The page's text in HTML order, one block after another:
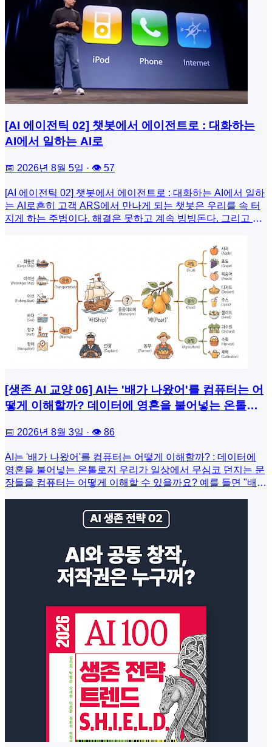
모듈(Gmail - Get an email 모듈과 Telegram - Send a Text
Message or a Reply 모듈)로 이루어진 것을 볼 수 있습니다.
[핵심 개념 02] 커넥션 이해하기다음으로 알아야 할 개념이 바
로 커넥션Connection입니다. 커넥션이란 메이크와 외부 서비
스 간의 연결을 설정하는 것을 말합니다. 앞에 예시로 들었던
이메일 → 텔레그램 시나리오를 보면, Gmail 모듈이 ‘내 메일
함에 접근해 특정 메일을 가져오는 동작’을 수행해야 하는데
요. 이때 여러분의 메일함을 찾기 위해, Gmail과 메이크 사이
습니다. 최초로 연결하는 앱의 경우, 시나리오 편집창에서 앱
을 추가할 때 ‘Create a connection’ 팝업창이 뜨며 연결을 안
내해 쉽게 연결을 진행할 수 있습니다. 바로 다음 화면처럼요.
[AI 에이전틱 02] 챗봇에서 에이전트로 : 대화하는
AI에서 일하는 AI로
📅 2026년 8월 5일 · 👁 57
[AI 에이전틱 02] 챗봇에서 에이전트로 : 대화하는 AI에서 일하는 AI로흔히 고객 ARS에서 만나게 되는 챗봇은 우리를 속 터지게 하는 주범이다. 해결은 못하고 계속 빙빙돈다. 그리고 같은 말만 되풀이한다. 질문과 일대일 매칭되는 답을 준비하여 정확히 같은 질문이 입력되어야 옳은 답변을 할 수 있는(사전에 정의된) 규칙 기반 대답을 하기 때문이다.이제 답답한 챗봇에서 해방될 준비가 되었는가? 완전히 새로운 시스템인 AI 에이전트가 온다. 심지어 AI 에이전트끼리 통신하여 기여이 미션을 클리어하는 놀라운 역동이 지금 이 순간에도 시도되고 있다. 멀고 먼 이야기 같을 것이다. 하지만 지금의 이야기다. 가장 흔한 예는 소프트웨어 개발자들이 사용하는 바이브 코딩 도구를 들 수 있다. 안티그래비티와 커서, 클로드 코드라는 굵직한 히트 도구가 벌써 현업에 사용되고 있다. 이는 일부 발빠른 기업에서의 일탈 현상이 아니다.2025년 12월, 갤런 헌트 마이크로소프트 수석 엔지니어는 링크드인에서 '2030년까지 모든 C/C++ 코드를 러스트로 교체한다'로 언급한 바가 있다. AI 에이전트와 대규모 언어 모델 기반 인프라로 엔지니어 1명이 월 100만 줄 작성을 목표로 하는 실로 상상을 초월한 계획을 밝혔다. 추후 '윈도우를 AI로 재작성하는 게 아니다, 이건 연구 프로젝트다'라고 정정하기는 했는지, 바이브 코딩의 위상이 윈도우라는 OS 코드까지 침투하는 적어도 실험 단계에 들어선 것만은 확실하다.코딩 외의 영역에서도 머지 않았다. 사람이 직접 컴퓨터를 조작하던 시대를 넘어, AI 에이전트들이 서로 직접 소통하며 업무를 처리게 될 것이다. 사람은 더 이상 '어떻게(How)'를 지시할 필요가 없다. '무엇을(What)' 원하는지만 말하면, AI 에이전트들이 알아서 최적의 방법을 찾아 실행한다.이런 변화는 인터넷 자체의 근본적인 재구성을 가져올 것이다. 1990년대 웹이 등장했을 때, 정보가 종이에서 화면으로 옮겨갔다. 백과사전은 브리태니커 온라인이 되었고, 신문은 포털 뉴스가 되었다. 2000년대 모바일이 보편화되면서, 그 화면이 주머니 속으로 들어왔다. 아이폰 하나로 은행 업무를 보고, 택시를 부르고, 쇼핑을 한다. 그리고 지금, 2020년대 후반에는 화면 자체가 사라지고 있다. 우리가 직접 조작하는 인터페이스 대신, AI 에이전트들이 배후에서 모든 것을 처리게 된다.역사적으로 보면, 인터페이스는 더 사용하기 쉬운 방향으로 진화했다. 1980년대 MS-DOS는 명령어를 외워서 타이핑해야 했다. 정확한 경로를 입력해야 폴더를 열 수 있었다. 1990년대 MS가 제공한 윈도우에서는 아이콘을 더블클릭하는 것만으로 충분했다. 2007년 1월, 샌프란시스코에 위치한 한 컨벤션센터에서 스티브 잡스가 '오늘 애플이 전화를 재발명합니다'라는 유명한 멘트와 함께 손가락 터치로 명령을 내리는 시대를 열었다. 2011년 10월에는 아이폰 4S 발표 현장에서 iOS 소프트웨어 담당 수석 부사장이었던 스콧 포스톨이 '헤이 시리Hey Siri'로 음성 인식 명령의 시대를 알렸다.2007년 1월 9일, 아이폰을 소개하는 스티브 잡스그후 오랫동안(바람과는 달리) '빅스비 지금 몇 시야?' 같은 간단한 음성 명령의 시대를 살아야 했다. 하지만 2022년 11월 30일, 챗GPT가 촉발한 대규모 언어 모델의 시대는 진정한 음성 명령의 시대로 우리를 순간이동시켜주었다. '내일 회의 준비해줘.' 이 한마디면 AI가 알아서 회의실 예약, 참석자 초대, 자료 준비까지 처리한다. 인터페이스가 사라지는 것이 아니라, 인간의 언어 자체가 인터페이스가 되는 것이다.하지만 진짜 혁명은 단순한 자동화를 넘어선다. AI 에이전트들이 사람 없이 서로 대화하고 협상하며 거래하는 세계가 펼쳐진다. 당신의 개인 AI가 호텔 AI와 가격을 흥정하고, 항공사 AI와 좌석을 협상하고, 렌터카 AI와 스케줄을 조율한다. 사람은 최종 승인만 하면 된다. 마치 1950년대 대기업 CEO들이 비서를 두고 일했듯이, 2020년대 후반에는 누구나 AI 비서를 두고 일하게 된다. 차이가 있다면, 이 비서들은 24시간 쉬지 않고, 동시에 수백 가지 일을 처리하며, 비용은 거의 들지 않는다는 것이다.왜 지금인가? 챗GPT가 출시되기 전까지, AI는 좁은 영역에서만 작동하는 도구였다. 이미지 인식 AI, 번역 AI, 음성 인식 AI... 각각은 뛰어났지만, 서로 연결되지 않았다. 하지만 대규모 언어 모델의 등장으로 모든 것이 바뀌었다.대규모 언어 모델은 단순히 언어를 이해하는 것을 넘어, 복잡한 작업을 계획하고 실행할 수 있다. 여러 단계로 구성된 업무를 스스로 분해하고, 필요한 도구를 선택하고, 결과를 검증한다. 마치 인간 비서가 일하는 방식과 같다. 이 능력 덕분에 AI는 드디어 '에이전트'가 될 수 있게 되었다.이제부터 사람이 각 앱을 직접 조작하던 시대(0단계)에서 AI 에이전트들이 자율적으로 협상하고 거래하는 시대(5단계)까지, 5단계 진화 과정을 살펴본다. 각 단계는 단순한 기술 발전이 아니라, 우리 일상과 비즈니스의 근본적인 변화를 의미한다.하나 알아둘 것은 이 진화는 선형적이지 않다는 점이다. 1단계에서 2단계로, 2단계에서 3단계로 순차적으로 진행되는 것이 아니다. 오히려 여러 단계가 동시에 공존한다. 2025년 현재, 어떤 산업은 아직 0단계(순수 앱 중심)에 머물러 있고, 어떤 산업은 벌써 3단계(MCP 기반 에이전트)로 넘어가고 있다. 같은 도시 안에서도 구형 택시는 0단계로 운영되지만, 우버와 리프트는 2단계 에이전트를 실험하고 있다. 이런 비동시성이 혼란을 만들지만, 동시에 기회도 만든다. 먼저 진화한 기업이 시장을 장악하는 '선점 효과'가 그 어느 때보다 강력하다.0단계 : 앱 중심 시대(2010~2022) 전화/오프라인으로 하던 일을 스마트폰에서 어떻게 할까?2007년 1월, 스티브 잡스가 아이폰을 들고 무대에 올랐을 때, 그는 '전화, 인터넷, 아이팟이 하나로'라고 말했다. 하지만 그가 진짜로 만든 것은 앱 경제였다. 2008년 앱스토어가 열리면서, 우리가 현실에서 하던 모든 일이 앱으로 옮겨갔다.스마트폰 하나면 출장도 문제가 없다. 먼저 코레일 앱을 열어 KTX를 검색한다. 날짜, 시간, 출발역, 도착역을 입력하고 결제한다. 다음은 호텔이다. 야놀자 앱을 열어 부산 호텔을 검색한다. 또 날짜를 입력하고, 지역을 선택하고, 가격대를 필터링하고, 예약한다. 렌터카도 필요하다. 쏘카 앱을 연다. 또 같은 날짜와 장소를 입력한다.그런데 출장 날짜가 변경된다. 세 개 앱을 다시 열어 예약을 취소하거나 변경해야 한다. 각 앱마다 취소 규정이 다르고, 환불 방식도 다르다. 30분이 걸린다. 번거롭지만, 전화하거나 직접 방문하던 과거보다는 훨씬 나았다. 이것이 0단계의 사용자 경험이다.앱 중심 시대의 핵심은 개별 최적화다. 우버는 택시 호출을 완벽하게 만들었고, 배달의민족은 음식 주문을 혁신했다. 각 앱은 자기 영역에서는 최고였다. 하지만 앱들은 서로 단절되어 있었다. 우버는 당신이 어디로 가는지 알지만, 그 정보를 호텔 앱과 공유하지 않는다. 모든 앱이 고립된 섬이었다.평균적인 스마트폰 사용자는 80개의 앱을 설치하고, 매일 9개의 앱을 사용한다. 각 앱마다 다른 아이디와 비밀번호, 다른 인터페이스를 기억해야 한다. 2020년 재택근무가 시작되면서 이 문제가 폭발했다. 줌, 슬랙, 아사나, 구글 닥스... 하루에 15개 이상의 앱을 오가며 일하게 되었다. '앱 피로'라는 신조어가 등장했다.1단계 : 대화형 AI 시대(2022-2024)컴퓨터에게 사람의 말로 말을 걸 수 있을까? 챗GPT는 세상에 공개된 지 2개월 만에 사용자 1억 명을 돌파했다. 인류 역사상 가장 빠르게 성장한 애플리케이션이었다. 처음으로 사람의 언어(자연어)를 이해한 AI라니! 세상은 충격에 빠졌다.2023년 초, 당신은 챗GPT를 처음 사용한다. '부산 3박 4일 여행 계획 짜줘'라고 타이핑한다. 놀랍게도 AI가 답한다. 1일차는 해운대와 광안리, 2일차는 감천문화마을과 자갈치시장, 3일차는 태종대... 세부 일정까지 완벽하다. 구글 검색했다면 10개 블로그를 읽고 1시간 걸렸을 일이 30초 만에 끝났다. 마법 같은 순간이었다.하지만 다음 질문에서 한계가 드러난다. '그럼 이 계획대로 예약해줘.' AI가 답한다 : '죄송하지만 제가 직접 예약할 수는 없습니다. 코레일 앱에서 KTX를 예매하고, 야놀자에서 호텔을 예약하세요.' 결국 당신은 코레일 앱을 열고, 야놀자를 열고, 다시 수동 작업을 시작한다.AI는 완벽한 비서 같았지만, 손이 없었다. 생각은 할 수 있지만, 행동은 할 수 없었다. 조언자일 뿐, 실행자는 아니었다.챗GPT와 클로드 같은 대화형 AI가 등장하며, 기존 앱들도 대규모 언어 모델을 도입하기 시작한다. 항공사 앱에 챗봇이 생기고, 호텔 앱도 자연어로 검색할 수 있게 된다. '해운대 근처 오션뷰 호텔'이라고 타이핑하면, 과거처럼 필터를 클릭할 필요 없이 AI가 바로 찾아준다. 인터페이스가 조금씩 사라지고 있었다.하지만 여전히 앱과 대규모 언어 모델은 분리되어 있다. 음식 주문할 때는 배달 앱을, 여행 계획은 챗GPT를, 업무 정리는 노션을 따로 사용한다. 각 도구는 뛰어났지만, 여전히 우리가 중간에서 모든 것을 조율해야 한다. 대화형 AI는 질문에 대답하고 글쓰기를 도와주지만, 실제로 우리 대신 예약이나 결제를 해주지는 못한다.대화형 AI는 사람처럼 말을 잘 이해하고 답변도 잘하지만 외부 세계와 연결되어 있지 않다. '우버로 택시 불러줘'라고 말해도 '우버 앱을 열어서 이렇게 저렇게 하세요'라는 설명만 들을 뿐, AI가 직접 택시를 불러주지는 못한다. 기술자들은 이 문제를 ‘Grounding Problem’이라고 불렀다. ‘접지 문제’라고 직역할 수 있는데, 쉽게 말하면 AI가 현실과 연결되지 않은 문제다. 아무리 똑똑해도 손과 발이 없으니 관념 속에서만 머물 뿐이다.2023년 말부터 이 한계를 돌파하려는 시도들이 등장했다. 오픈AI는 GPT-4에 함수 호출 기능을 추가했다. 이것은 AI가 다른 프로그램의 기능을 직접 실행할 수 있는 능력이다. 예를 들어 '오늘 날씨 알려줘'라고 하면, 챗GPT가 기상청 데이터를 직접 가져온다. 구글은(제미나이의 전신인) 바드Bard를 지메일과 구글 지도와 연결했다. '어제 받은 이메일 요약해줘'라고 하면, 바드가 지메일에 접속해서 이메일을 읽고 요약했다. 하지만 이것도 여전히 제한적이었다. 각 AI가 미리 연동해둔 서비스들만 이용할 수 있었고, 새로운 서비스는 개발사가 업데이트해줄 때까지 기다려야 했다.이런 한계 때문에 다음 단계로의 진화가 필연적이었다. 생각할 수 있는 AI에서, 행동할 수 있는 AI로. 조언자에서 실행자로. 바로 AI 에이전트의 시대다.2단계 : 초기 AI 에이전트 시대(2024-2025)AI가 실행도 해줄 수 있을까?AI가 드디어 우리를 대신해서 실제 작업을 할 수 있게 된다. '서울에서 부산까지 가는 가장 빠른 KTX 예매해줘'라고 말하면, AI가 코레일 시스템에 직접 접속해서 기차표를 예약해준다. 애플리케이션 간의 통신 인터페이스를 이용하면 가능하다. 혁명적인 변화처럼 보이지만, 근본적인 문제가 있다.핵심 문제는 애플리케이션 간의 통신 인터페이스 통합의 한계다. 전문용어로 API라고 하는데, API는 모든 회사가, 모든 프로그램마다 다른 규약을 쓴다. AI 에이전트 개발사 입장에서 세상의 모든 서비스와 일일이 연동 작업을 할 수는 없는 노릇이다. 기차 이렇게, 호텔은 저렇게, 렌터카는 또 다르게... 여행 AI 하나를 만드는 데 5가지 서비스와 연동하려면, 5가지 완전히 다른 연결 코드를 작성해야 한다.더 큰 문제는 확장성의 부재다. 만약 사용자가 '제주항공으로 비행기표도 검색해줘'라고 요청하면? 개발자가 제주항공 API와 연동을 미리 해두지 않았다면 불가능하다. 새로운 호텔 체인, 새로운 렌터카 회사, 새로운 식당 예약 서비스까지 사용자가 원하는 모든 서비스를 개발자가 미리 예측해서 일일이 연동해둘 수는 없다. 결국 AI는 개발자가 미리 연결해둔 제한된 서비스들만 이용할 수 있다.2단계에서는 AI가 우리 말을 이해하고 실제 행동으로 연결할 수 있게 되었다. 하지만 각 서비스마다 개별적인 통합 작업이 필요하고, 통합되지 않은 서비스는 아예 이용할 수 없다는 근본적 한계가 있다. 이것이 바로 표준 프로토콜인 MCP가 필요한 이유다.3단계 : MCP 시대(2024-2025) 다른 서비스들이 뭘 할 수 있는지 어떻게 알까?>아이폰이 나왔을 때, 애플이 미리 설치해둔 앱만 쓸 수 있었다. 얼마 지나지 않아 2008년 앱스토어가 열리면서 전 세계 개발자들이 자유롭게 앱을 만들어 올릴 수 있게 되었고, 사용자들은 원하는 앱을 설치할 수 있게 되었다. 단 1년 만에 등록된 앱 수가 5만 개를 돌파했고, 스마트폰 생태계가 폭발적으로 성장했다.MCPModel Context Protocol는 AI 에이전트 세계의 앱스토어다. 2단계까지는 에이전트 개발사가 미리 연결해둔 서비스만 쓸 수 있었다. 마치 초창기 아이폰처럼 말이다. 하지만 MCP가 등장하면서 상황이 완전히 달라졌다. 이제 전 세계 모든 기업이 자신의 서비스를 MCP 표준으로 공개할 수 있고, 모든 AI 에이전트가 그 서비스들을 자유롭게 이용할 수 있다.비로소 사용자 경험이 근본적으로 바뀐다. '부산 출장 준비해줘'라고 말하면, 당신의 AI 에이전트가 코레일 MCP에 접속해서 기차표를 검색하고, 동시에 해운대 호텔들의 MCP를 통해 숙박을 조회하고, 렌터카 회사들의 MCP로 차량을 예약한다. 한 번에 끝난다. 그런데 더 놀라운 건, 내일 새로 생긴 부산 맛집 예약 서비스가 MCP를 제공하기 시작하면, 당신의 AI가 자동으로 해당 서비스를 이용할 수 있다는 점이다. 에이전트 개발사가 업데이트를 해주기를 기다릴 필요가 없다.개발자의 경험은 더욱 극적으로 변한다. 2단계에서 여행 AI를 만들려면 이렇게 일했다 : 코레일 개발자 문서 200페이지를 읽고, 그들만의 방식으로 연결 코드를 작성한다. 테스트하고, 버그 고치고, 인증 문제 해결한다. 이 연동 과정은 서비스마다 2주가량 소요된다. 다음은 호텔이다. 또 다른 200페이지 문서를 읽고, 완전히 다른 방식으로 코드를 작성한다. 또 2주. 렌터카는 또 다른 방식. 또 2주. 5개 서비스 연동하는 데 2-3개월이 걸린다.그런데 3단계 MCP 시대에는 이렇게 달라진다. 개발자는 MCP 연결 방법을 딱 한 번만 배우면 된다. 그다음부터는? 코레일 MCP 주소를 입력하면 연결된다. 호텔 MCP 주소 입력하면 연결된다. 렌터카 MCP 주소를 입력하면 연결된다. 각 서비스가 어떻게 작동하는지 수백 페이지 문서를 읽을 필요가 없다. 모든 MCP는 같은 방식으로 작동하니까! 2-3개월 걸리던 일이 앉은 자리에서 끝난다.앱스토어가 열리자 전 세계 개발자들이 앱을 만들기 시작했듯이, MCP 표준이 공개되자 모든 기업이 자신의 서비스를 MCP로 제공하기 시작했다. 생태계가 폭발적으로 성장하고 있다. 대기업만이 아니다. 동네 식당, 작은 펜션, 개인 강사까지 누구나 MCP 서버를 만들 수 있다. 결과적으로 사용자는 상상할 수 있는 모든 서비스를 AI 에이전트를 통해 이용할 수 있게 된다.피처폰 시대에는 제조사가 정해준 기능만 쓸 수 있었다. 앱스토어가 열리면서 누구나 원하는 앱을 만들고 쓸 수 있게 되었다. AI 세계도 똑같은 전환점을 맞이했다. MCP는 AI 에이전트 생태계의 앱스토어다. 그리고 이것은 시작에 불과하다.4단계 : 멀티 에이전트 경제 시대(2026-2027)AI 에이전트들끼리 어떻게 대화하고 협상할까?4단계 시대는 완전히 다른 세상이다. AI 에이전트들이 스스로 생각하고, 스스로 판단하고, 서로 대화한다. 사용자가 명령을 내리지 않아도, AI들이 알아서 움직인다. 호텔 AI가 '이 손님은 항공편이 지연될 가능성이 높으니 체크인을 유연하게 준비하자'고 판단한다. 렌터카 AI가 '호텔과 공항이 15km 떨어져 있으니 우리 서비스를 제안해야겠다'고 결정한다. 그리고 그 AI들끼리 직접 대화하며 최적의 조합을 만들어낸다.앱스토어 시대에는 사용자가 중심이었다. 사용자가 앱을 선택하고, 사용자가 앱을 실행하고, 사용자가 앱들을 조율했다. 하지만 멀티 에이전트 시대에는 AI들이 중심이다. 사용자는 목표만 말하고, AI들이 알아서 서로 찾아가고, 대화하고, 협상하고, 최선의 결과를 만들어낸다. 사용자는 더 이상 중간 조율자가 아니다. 그냥 최종 승인자일 뿐이다.예를 들어 '다음 주 부산 출장 준비해줘'라고 말하면, 당신의 개인 AI 에이전트가 일을 시작한다. 먼저 코레일 AI 에이전트에게 연락한다 : '금요일 오후 서울에서 부산까지 좌석 2개 필요합니다. 최선의 옵션은 무엇인가요?' 코레일 AI가 답한다 : '오후 2시 KTX에 좌석이 있습니다. 오후 5시에도 가능합니다.'동시에 당신의 AI는 해운대 호텔들의 AI 에이전트들과도 대화한다. '금요일 저녁부터 일요일까지 2인실이 필요합니다. 예산은 1박에 20만 원입니다. 무엇을 제안하시겠습니까?' 세 개 호텔의 AI가 각자 답한다.힐튼 AI 답변 : '오션뷰 20만 원, 조식 포함'롯데호텔 AI 답변 : '시티뷰 18만 원, 스파 50% 할인'신라호텔 AI 답변 : '스위트 22만 원, 레이트 체크아웃 가능'당신의 AI가 렌터카 AI와도 이야기하는 동안, 호텔 AI가 먼저 제안을 해온다 : '손님이 저희 호텔을 예약하면, 제휴 렌터카를 15% 할인된 가격에 드릴 수 있습니다. 게다가 KTX 부산역까지 무료 픽업 서비스를 제공하겠습니다.' 당신의 AI는 이 모든 옵션을 비교 분석한다. 가격, 편의성, 당신의 과거 선호도를 모두 고려해서 최적의 조합을 찾아낸다.그런데 갑자기 KTX 2시 표가 매진된다. 코레일 AI가 당신의 AI에게 즉시 알린다. 당신의 AI는 자동으로 계획을 수정한다. 5시 KTX로 변경하고, 호텔 체크인 시간을 늦춘다. 호텔 AI는 레이트 체크인을 승인한다. 렌터카 픽업 시간도 자동으로 조정된다. 모든 변경 사항이 1분 내에 완료된다. 당신의 개입 없이 말이다.'AI가 실수하면 어떡하지?' 불안할 수 있다. 실제로 초기에는 실수가 있을 것이다. 2000년대 초반 전자상거래가 처음 나왔을 때를 떠올려보자. 인터넷으로 주문하고도 불안해서 '혹시 버그로 중복 주문되진 않았을까?' 다시 전화로 확인했다. 지금은 어떤가? 배달 앱으로 주문하고 의심하는 사람은 거의 없다. 시스템이 발전했으니까.테슬라 자율주행도 마찬가지다. 실리콘밸리에서 처음 자율주행을 켰을 때, 오히려 더 불편했다. AI가 차선을 제대로 인식하나, 급브레이크를 밟지 않을까 신경이 곤두섰다. 지금은 어떤가? 한 유명 유튜버는 테슬라 FSD 자율주행을 경험한 소감으로 '저보다 운전을 잘합니다. 저는 이렇게 운전할 자신이 없습니다'라고 밝힐 정도다. 이제 중국의 전기차는 모두가 자율주행 기능을 제공한다. 우리나에서 자율주행 차량을 보기 어려운 이유는, 법으로 막고 있기 때문이다. 나만 해도 자율주행 없이 운전하는 게 더 불안하다. '그래도 운전을 사람이 해야 하지'라고 누군가는 생각하겠지만, 시간이 갈수록 그런 부류는 점차 소실점을 향해 달려 갈 것이다.자율주행처럼 AI 에이전트 경제도 같은 과정을 거칠 것이다. 처음에는 AI가 예약한 것을 일일이 확인하고, 의심하고, 수정할 것이다. 하지만 AI들이 수천만 건의 거래를 처리하고 학습하면, 어느 순간 당신보다 더 정확해진다. 그때부터는 AI 없이 직접 예약하는 것이 오히려 불안하고 비효율적으로 느껴질 것이다.3단계와 뭐가 다르지 싶을 것이다. 3단계에서는 당신의 AI가 각 서비스의 데이터베이스를 조회했다. '호텔 검색'을 요청하면, AI가 호텔 시스템에 접속해서 정보를 가져왔다. 4단계에서는 AI들끼리 협상한다. 호텔 AI가 능동적으로 제안을 하고, 당신의 AI는 그 제안들을 비교하고 협상한다. 마치 1950년대 대기업 CEO들이 비서를 두고, 비서들끼리 전화로 회의 일정과 조건을 협상하던 것과 같다.4단계는 멀티 에이전트 경제Multi-Agent Economy의 시작이다. AI들이 사람 없이 서로 거래하고, 협상하고, 계약을 체결한다. 당신의 냉장고 AI가 식료품 가게들의 AI와 가격을 협상하고, 당신의 차량 AI가 주차장들의 AI와 최적의 주차 공간을 찾고, 당신의 건강관리 AI가 병원 AI, 약국 AI, 헬스장 AI와 협력해서 맞춤형 건강 계획을 만든다.AI들끼리 연합Coalition을 형성하기 시작한다. 호텔 AI, 렌터카 AI, 맛집 AI
[생존 AI 교양 06] AI는 '배가 나왔어'를 컴퓨터는 어
떻게 이해할까? 데이터에 영혼을 불어넣는 온톨로
📅 2026년 8월 3일 · 👁 86
AI는 '배가 나왔어'를 컴퓨터는 어떻게 이해할까? : 데이터에
영혼을 불어넣는 온톨로지 우리가 일상에서 무심코 던지는 문
장들을 컴퓨터는 어떻게 이해할 수 있을까요? 예를 들면 "배가
여러분의 배Stomach를 생각하며 웃을 수도 있고, 항구에서 출
발하는 배Boat를 보며 손을 흔들 수도 있으며, 과일 바구니에
앞뒤 상황, 즉 맥락을 통해 0.1초 만에 그 '배'가 어떤 의미인지
파악하죠. 하지만 0과 1의 세계에 사는 컴퓨터에게 이 문장은
'우주급 난제'가 아닐 수 없죠.컴퓨터에게 데이터는 그저 무미
건조한 기호의 나열일 뿐입니다. 인공지능이 인간처럼 세상을
연결고리, 즉 '세상의 이치'를 가르쳐야 합니다. 철학의 방에서
태어나 AI의 두뇌가 된 혁신적인 기술, 온톨로지Ontology에 대
해서 파고 들어볼까요?▸ 2,300년을 뛰어넘어 AI의 스승이 된
아리스토텔레스온톨로지라는 단어가 왠지 낯설고 어렵게 느
껴지는 건 당연합니다. 이 단어는 컴퓨터 공학이 아닌 고대 그
리스 철학에서 시작했거든요. 무려, 2,300년 전, 인류 역사상
가장 위대한 스승 중 한 명인 아리스토텔레스가 그 주인공입니
다.아리스토텔레스는 세상 만물을 관찰하며 거대한 질문을 던
졌습니다. "이 세상에 존재하는Onto 것들을 어떻게 분류하고
설명Logia해야 그 본질을 알 수 있을까?"라는 것이었죠. 그는
사물 하나하나를 개별적으로 보는 대신, 그들이 맺고 있는 '위